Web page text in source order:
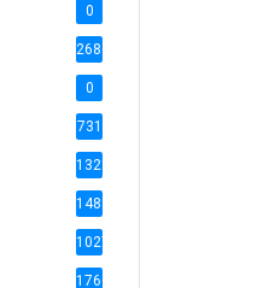
0
2686
0
731
1321
1488
1027
1769